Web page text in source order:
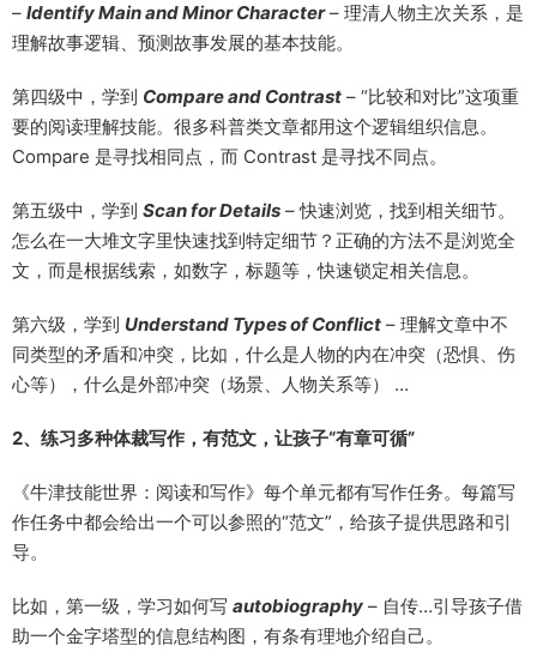
– Identify Main and Minor Character– 理清人物主次关系，是
理解故事逻辑、预测故事发展的基本技能。
第四级中，学到 Compare and Contrast – “比较和对比”这项重
要的阅读理解技能。很多科普类文章都用这个逻辑组织信息。
Compare 是寻找相同点，而 Contrast 是寻找不同点。
第五级中，学到 Scan for Details – 快速浏览，找到相关细节。
怎么在一大堆文字里快速找到特定细节？正确的方法不是浏览全
文，而是根据线索，如数字，标题等，快速锁定相关信息。
第六级，学到 Understand Types of Conflict – 理解文章中不
同类型的矛盾和冲突，比如，什么是人物的内在冲突（恐惧、伤
心等），什么是外部冲突（场景、人物关系等） …
2、练习多种体裁写作，有范文，让孩子“有章可循”
《牛津技能世界：阅读和写作》每个单元都有写作任务。每篇写
作任务中都会给出一个可以参照的“范文”，给孩子提供思路和引
导。
比如，第一级，学习如何写 autobiography – 自传…引导孩子借
助一个金字塔型的信息结构图，有条有理地介绍自己。